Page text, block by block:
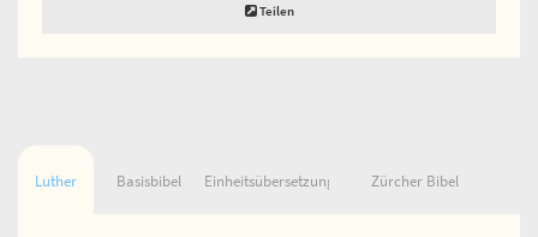
Teilen
Luther Basisbibel Einheitsübersetzung Zürcher Bibel